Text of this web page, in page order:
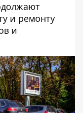
и ремонту
и